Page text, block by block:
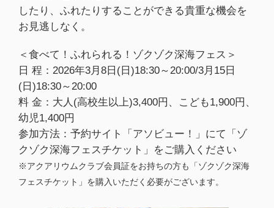
したり、ふれたりすることができる貴重な機会を
お見逃しなく。
＜食べて！ふれられる！ゾクゾク深海フェス＞
日 程：2026年3月8日(日)18:30～20:00/3月15日
(日)18:30～20:00
料 金：大人(高校生以上)3,400円、こども1,900円、
幼児1,400円
参加方法：予約サイト「アソビュー！」にて「ゾ
クゾク深海フェスチケット」をご購入ください
※アクアリウムクラブ会員証をお持ちの方も「ゾクゾク深海
フェスチケット」を購入いただく必要がございます。